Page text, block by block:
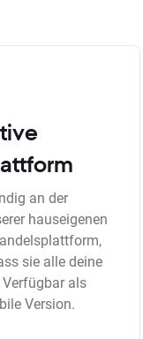
an der
hauseigenen
sie alle deine
als
Version.